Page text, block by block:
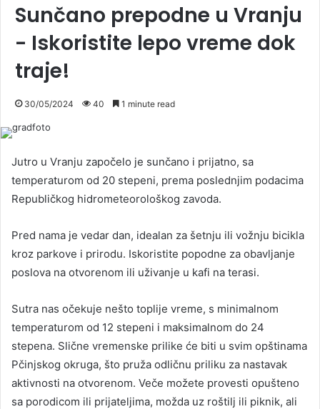
Sunčano prepodne u Vranju
- Iskoristite lepo vreme dok
traje!
30/05/2024 40 1 minute read
Jutro u Vranju započelo je sunčano i prijatno, sa
temperaturom od 20 stepeni, prema poslednjim podacima
Republičkog hidrometeorološkog zavoda.
Pred nama je vedar dan, idealan za šetnju ili vožnju bicikla
kroz parkove i prirodu. Iskoristite popodne za obavljanje
poslova na otvorenom ili uživanje u kafi na terasi.
Sutra nas očekuje nešto toplije vreme, s minimalnom
temperaturom od 12 stepeni i maksimalnom do 24
stepena. Slične vremenske prilike će biti u svim opštinama
Pčinjskog okruga, što pruža odličnu priliku za nastavak
aktivnosti na otvorenom. Veče možete provesti opušteno
sa porodicom ili prijateljima, možda uz roštilj ili piknik, ali